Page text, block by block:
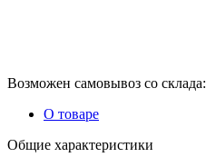
Возможен самовывоз со склада:
О товаре
Общие характеристики